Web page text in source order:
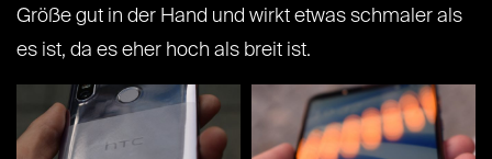
Größe gut in der Hand und wirkt etwas schmaler als
es ist, da es eher hoch als breit ist.